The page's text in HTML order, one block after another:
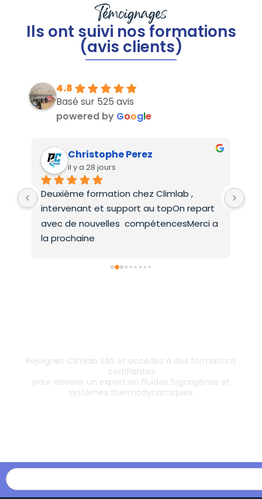
Témoignages
Ils ont suivi nos formations
(avis clients)
4.8
Basé sur 525 avis
powered by Google
Christophe Perez
il y a 28 jours
Deuxième formation chez Climlab ,
intervenant et support au topOn repart
avec de nouvelles  compétencesMerci a
la prochaine
Rejoignez Climlab SAS et accédez à des formations
certifiantes
pour devenir un expert en fluides frigorigènes et
systèmes thermodynamiques.